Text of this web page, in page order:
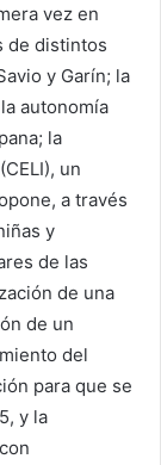
vez en
de distintos
y Garín; la
autonomía
la
un
a través
y
de las
de una
de un
del
para que se
y la